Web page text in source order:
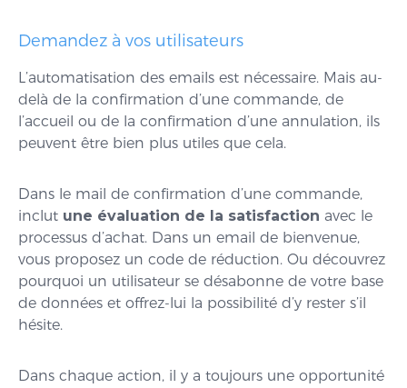
Demandez à vos utilisateurs
L’automatisation des emails est nécessaire. Mais au-
delà de la confirmation d’une commande, de
l’accueil ou de la confirmation d’une annulation, ils
peuvent être bien plus utiles que cela.
Dans le mail de confirmation d’une commande,
inclut une évaluation de la satisfaction avec le
processus d’achat. Dans un email de bienvenue,
vous proposez un code de réduction. Ou découvrez
pourquoi un utilisateur se désabonne de votre base
de données et offrez-lui la possibilité d’y rester s’il
hésite.
Dans chaque action, il y a toujours une opportunité